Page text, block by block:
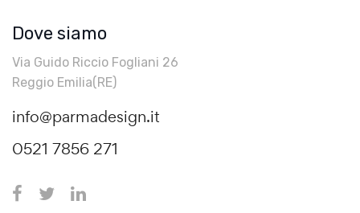
Dove siamo
Via Guido Riccio Fogliani 26
Reggio Emilia(RE)
info@parmadesign.it
0521 7856 271